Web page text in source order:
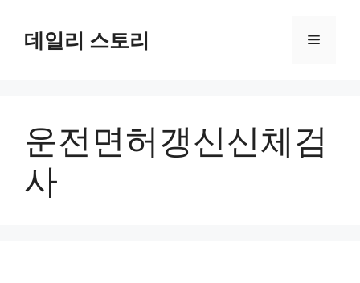
데일리 스토리 메
운전면허갱신신체검
사